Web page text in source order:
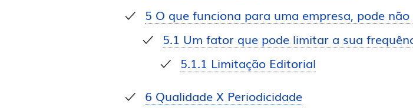
5 O que funciona para uma empresa, pode
5.1 Um fator que pode limitar a sua
5.1.1 Limitação Editorial
6 Qualidade X Periodicidade